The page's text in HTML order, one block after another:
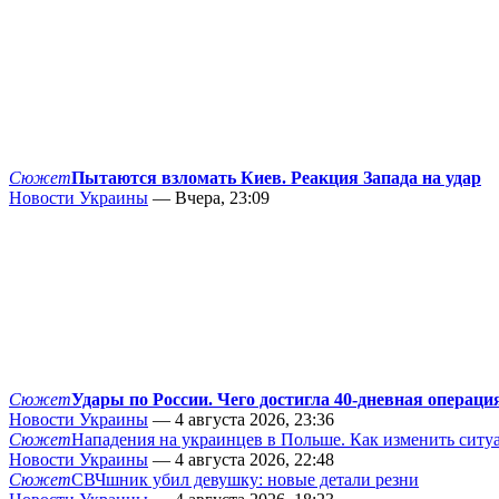
СюжетПытаются взломать Киев. Реакция Запада на удар
Новости Украины — Вчера, 23:09
СюжетУдары по России. Чего достигла 40-дневная
Новости Украины — 4 августа 2026, 23:36
СюжетНападения на украинцев в Польше. Как изменить
Новости Украины — 4 августа 2026, 22:48
СюжетСВЧшник убил девушку: новые детали резни